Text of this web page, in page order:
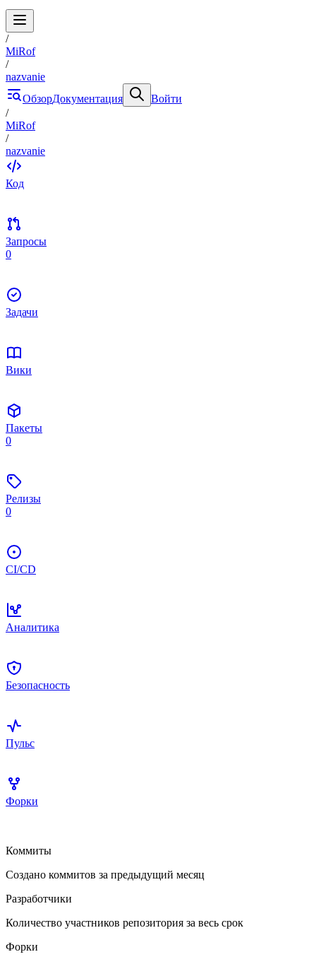
/
MiRof
/
nazvanie
ОбзорДокументация
Войти
/
MiRof
/
nazvanie
Код
Запросы
0
Задачи
Вики
Пакеты
0
Релизы
0
CI/CD
Аналитика
Безопасность
Пульс
Форки
Коммиты
Создано коммитов за предыдущий месяц
Разработчики
Количество участников репозитория за весь срок
Форки